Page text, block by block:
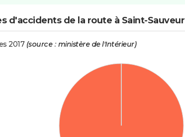
d'accidents de la route à Saint-Sauveur
2017 (source : ministère de l'Intérieur)